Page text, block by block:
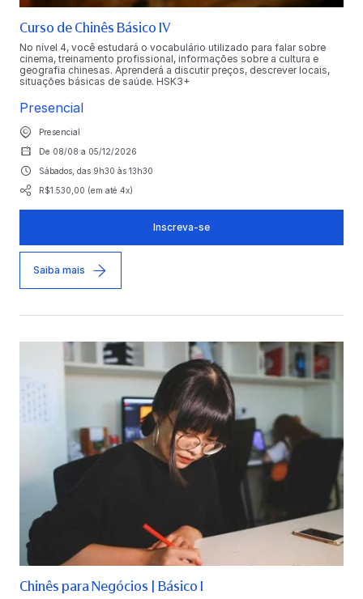
Curso de Chinês Básico IV
No nível 4, você estudará o vocabulário utilizado para falar sobre
cinema, treinamento profissional, informações sobre a cultura e
geografia chinesas. Aprenderá a discutir preços, descrever locais,
situações básicas de saúde. HSK3+
Presencial
Presencial
De 08/08 a 05/12/2026
Sábados, das 9h30 às 13h30
R$1.530,00 (em até 4x)
Inscreva-se
Saiba mais
Chinês para Negócios | Básico I